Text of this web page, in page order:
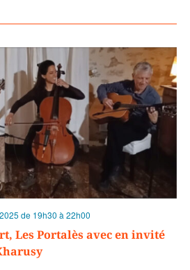
Les Portalès avec en invité
de 19h30 à 22h00